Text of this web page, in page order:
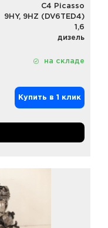
C4 Picasso
9HY, 9HZ (DV6TED4)
1,6
дизель
на складе
Купить в 1 клик